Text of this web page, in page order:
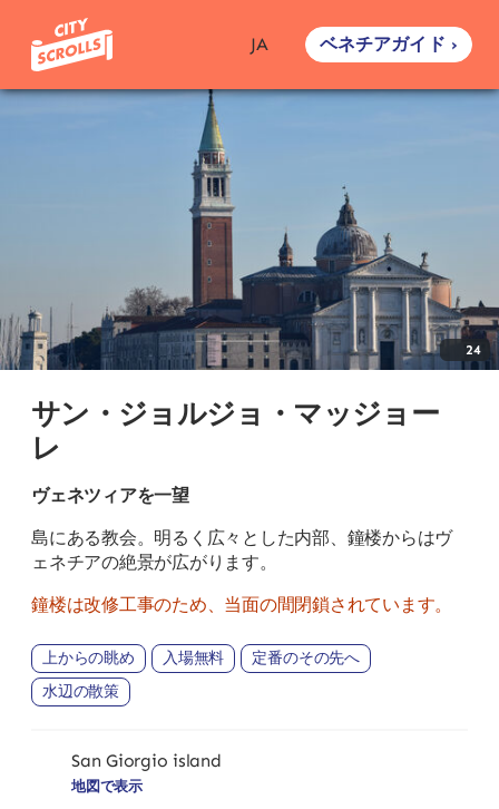
JA ベネチアガイド ›
24
サン・ジョルジョ・マッジョー
レ
ヴェネツィアを一望
島にある教会。明るく広々とした内部、鐘楼からはヴ
ェネチアの絶景が広がります。
鐘楼は改修工事のため、当面の間閉鎖されています。
上からの眺め 入場無料
定番のその先へ
水辺の散策
San Giorgio island
地図で表示